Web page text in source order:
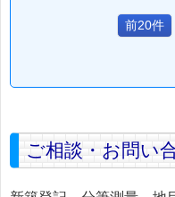
前20件
ご相談・お問い